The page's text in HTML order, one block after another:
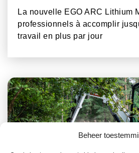
Beheer
La nouvelle EGO ARC Lithium
professionnels à accomplir
travail en plus par jour